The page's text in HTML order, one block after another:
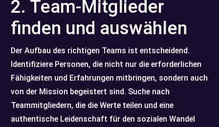
2. Team-Mitglieder
finden und auswählen
Der Aufbau des richtigen Teams ist entscheidend.
Identifiziere Personen, die nicht nur die erforderlichen
Fähigkeiten und Erfahrungen mitbringen, sondern auch
von der Mission begeistert sind. Suche nach
Teammitgliedern, die die Werte teilen und eine
authentische Leidenschaft für den sozialen Wandel